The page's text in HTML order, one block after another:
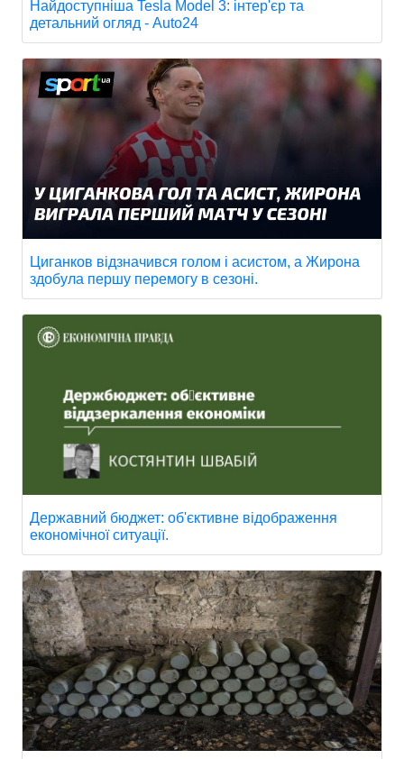
Найдоступніша Tesla Model 3: інтер'єр та
детальний огляд - Auto24
Циганков відзначився голом і асистом, а Жирона
здобула першу перемогу в сезоні.
Державний бюджет: об'єктивне відображення
економічної ситуації.